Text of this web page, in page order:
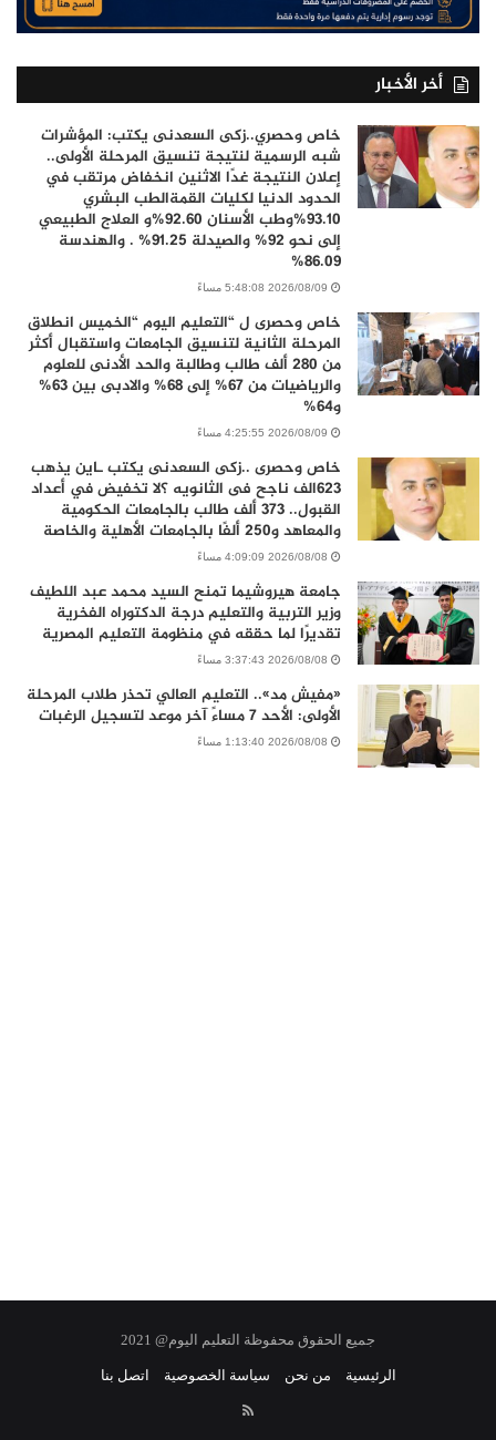
أخر الأخبار
خاص وحصري..زكى السعدنى يكتب: المؤشرات
شبه الرسمية لنتيجة تنسيق المرحلة الأولى..
إعلان النتيجة غدًا الاثنين انخفاض مرتقب في
الحدود الدنيا لكليات القمةالطب البشري
93.10%وطب الأسنان 92.60%و العلاج الطبيعي
إلى نحو 92% والصيدلة 91.25% . والهندسة
86.09%
2026/08/09 5:48:08 مساءً
خاص وحصرى ل “التعليم اليوم “الخميس انطلاق
المرحلة الثانية لتنسيق الجامعات واستقبال أكثر
من 280 ألف طالب وطالبة والحد الأدنى للعلوم
والرياضيات من 67% إلى 68% والادبى بين 63%
و64%
2026/08/09 4:25:55 مساءً
خاص وحصرى ..زكى السعدنى يكتب ـاين يذهب
٦٢٣الف ناجح فى الثانويه ؟لا تخفيض في أعداد
القبول.. 373 ألف طالب بالجامعات الحكومية
والمعاهد و250 ألفًا بالجامعات الأهلية والخاصة
2026/08/08 4:09:09 مساءً
جامعة هيروشيما تمنح السيد محمد عبد اللطيف
وزير التربية والتعليم درجة الدكتوراه الفخرية
تقديرًا لما حققه في منظومة التعليم المصرية
2026/08/08 3:37:43 مساءً
«مفيش مد».. التعليم العالي تحذر طلاب المرحلة
الأولى: الأحد 7 مساءً آخر موعد لتسجيل الرغبات
2026/08/08 1:13:40 مساءً
جميع الحقوق محفوظة التعليم اليوم@ 2021
الرئيسية من نحن سياسة الخصوصية اتصل بنا
RSS